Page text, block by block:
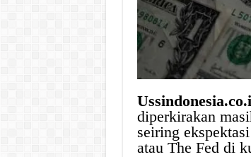
diperkirakan
seiring
atau The Fed di